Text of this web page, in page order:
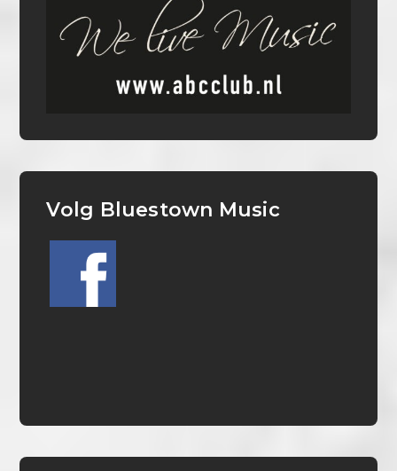
Volg Bluestown Music